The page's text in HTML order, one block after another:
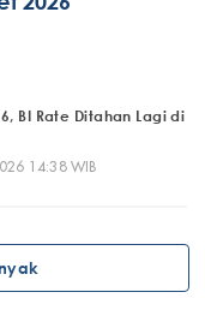
BI Rate Ditahan Lagi di
14:38 WIB